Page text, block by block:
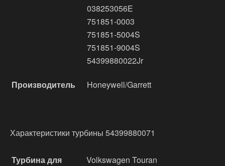
038253056E
751851-0003
751851-5004S
751851-9004S
54399880022Jr
Производитель Honeywell/Garrett
Характеристики турбины 54399880071
Турбина для Volkswagen Touran